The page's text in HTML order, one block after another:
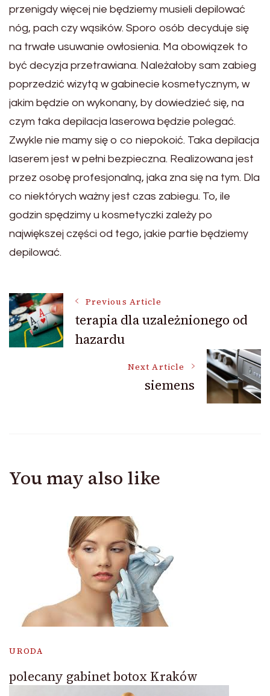
przenigdy więcej nie będziemy musieli depilować
nóg, pach czy wąsików. Sporo osób decyduje się
na trwałe usuwanie owłosienia. Ma obowiązek to
być decyzja przetrawiana. Należałoby sam zabieg
poprzedzić wizytą w gabinecie kosmetycznym, w
jakim będzie on wykonany, by dowiedzieć się, na
czym taka depilacja laserowa będzie polegać.
Zwykle nie mamy się o co niepokoić. Taka depilacja
laserem jest w pełni bezpieczna. Realizowana jest
przez osobę profesjonalną, jaka zna się na tym. Dla
co niektórych ważny jest czas zabiegu. To, ile
godzin spędzimy u kosmetyczki zależy po
największej części od tego, jakie partie będziemy
depilować.
Post
Navigation
Previous Article
terapia dla uzależnionego od
hazardu
Next Article
siemens
You may also like
URODA
polecany gabinet botox Kraków